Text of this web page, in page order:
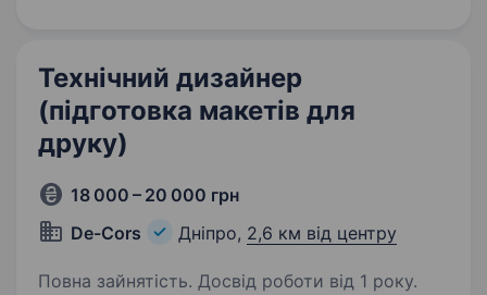
Технічний дизайнер
(підготовка макетів для
друку)
18 000 – 20 000 грн
De-Cors
Дніпро, 2,6 км від центру
Повна зайнятість. Досвід роботи від 1 року.